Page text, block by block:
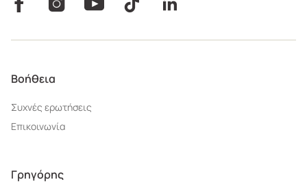
Βοήθεια
Συχνές ερωτήσεις
Επικοινωνία
Γρηγόρης